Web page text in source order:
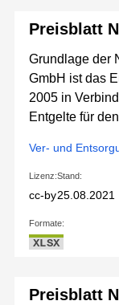
Preisblatt
Grundlage der
GmbH ist das
2005 in
Entgelte für
Ver- und
Lizenz:
cc-by
Stand:
25.08.2021
Formate:
XLSX
Preisblatt